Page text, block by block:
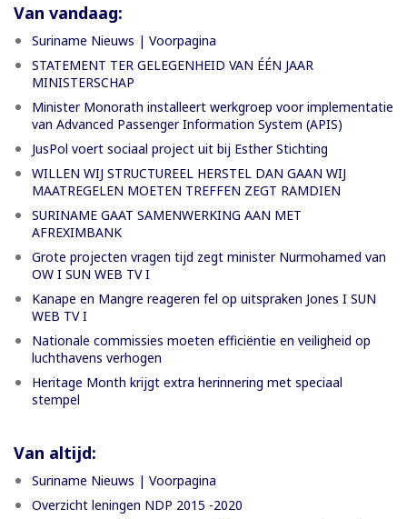
Van vandaag:
Suriname Nieuws | Voorpagina
STATEMENT TER GELEGENHEID VAN ÉÉN JAAR
MINISTERSCHAP
Minister Monorath installeert werkgroep voor implementatie
van Advanced Passenger Information System (APIS)
JusPol voert sociaal project uit bij Esther Stichting
WILLEN WIJ STRUCTUREEL HERSTEL DAN GAAN WIJ
MAATREGELEN MOETEN TREFFEN ZEGT RAMDIEN
SURINAME GAAT SAMENWERKING AAN MET
AFREXIMBANK
Grote projecten vragen tijd zegt minister Nurmohamed van
OW I SUN WEB TV I
Kanape en Mangre reageren fel op uitspraken Jones I SUN
WEB TV I
Nationale commissies moeten efficiëntie en veiligheid op
luchthavens verhogen
Heritage Month krijgt extra herinnering met speciaal
stempel
Van altijd:
Suriname Nieuws | Voorpagina
Overzicht leningen NDP 2015 -2020